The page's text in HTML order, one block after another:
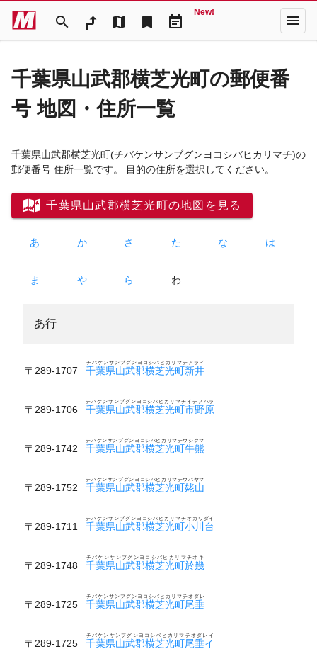
search map bookmark event_note
New! menu
千葉県山武郡横芝光町の郵便番
号 地図・住所一覧
千葉県山武郡横芝光町(チバケンサンブグンヨコシバヒカリマチ)の
郵便番号 住所一覧です。 目的の住所を選択してください。
千葉県山武郡横芝光町の地図を見る
あ か さ た な は
ま や ら わ
あ行
〒289-1707 千葉県山武郡横芝光町新井
チバケンサンブグンヨコシバヒカリマチアライ
〒289-1706 千葉県山武郡横芝光町市野原
チバケンサンブグンヨコシバヒカリマチイチノハラ
〒289-1742 千葉県山武郡横芝光町牛熊
チバケンサンブグンヨコシバヒカリマチウシクマ
〒289-1752 千葉県山武郡横芝光町姥山
チバケンサンブグンヨコシバヒカリマチウバヤマ
〒289-1711 千葉県山武郡横芝光町小川台
チバケンサンブグンヨコシバヒカリマチオガワダイ
〒289-1748 千葉県山武郡横芝光町於幾
チバケンサンブグンヨコシバヒカリマチオキ
〒289-1725 千葉県山武郡横芝光町尾垂
チバケンサンブグンヨコシバヒカリマチオダレ
〒289-1725 千葉県山武郡横芝光町尾垂イ
チバケンサンブグンヨコシバヒカリマチオダレイ